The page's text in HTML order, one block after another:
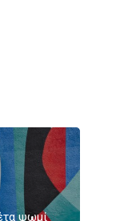
ψωμί